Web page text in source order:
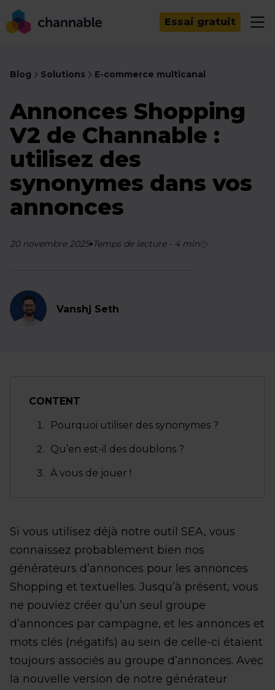
Essai gratuit
Blog Solutions E-commerce multicanal
Annonces Shopping
V2 de Channable :
utilisez des
synonymes dans vos
annonces
20 novembre 2025 Temps de lecture- 4 min
Vanshj Seth
CONTENT
Pourquoi utiliser des synonymes ?
Qu’en est-il des doublons ?
À vous de jouer !
Si vous utilisez déjà notre outil SEA, vous
connaissez probablement bien nos
générateurs d’annonces pour les annonces
Shopping et textuelles. Jusqu’à présent, vous
ne pouviez créer qu’un seul groupe
d’annonces par campagne, et les annonces et
mots clés (négatifs) au sein de celle-ci étaient
toujours associés au groupe d’annonces. Avec
la nouvelle version de notre générateur